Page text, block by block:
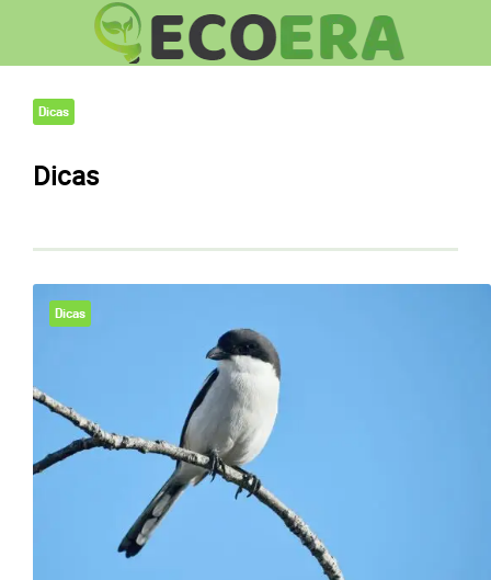
Dicas
Dicas
Dicas